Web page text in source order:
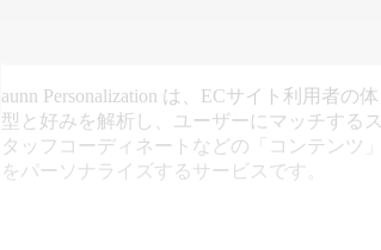
aunn Personalization は、ECサイト利用者の体
型と好みを解析し、ユーザーにマッチするス
タッフコーディネートなどの「コンテンツ」
をパーソナライズするサービスです。